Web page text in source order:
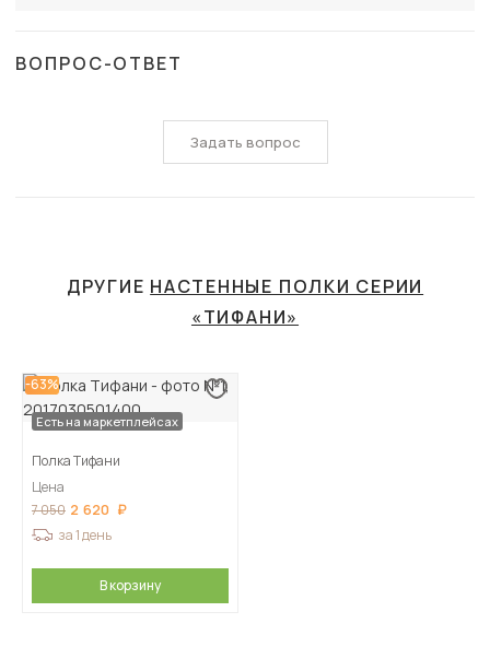
ВОПРОС-ОТВЕТ
Задать вопрос
ДРУГИЕ НАСТЕННЫЕ ПОЛКИ СЕРИИ
«ТИФАНИ»
-63%
Есть на маркетплейсах
Полка Тифани
Цена
7 050 2 620
за 1 день
В корзину